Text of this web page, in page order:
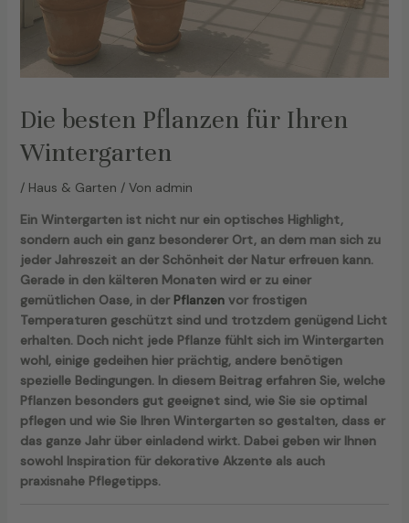
Die besten Pflanzen für Ihren
Wintergarten
/ Haus & Garten / Von admin
Ein Wintergarten ist nicht nur ein optisches Highlight,
sondern auch ein ganz besonderer Ort, an dem man sich zu
jeder Jahreszeit an der Schönheit der Natur erfreuen kann.
Gerade in den kälteren Monaten wird er zu einer
gemütlichen Oase, in der Pflanzenvor frostigen
Temperaturen geschützt sind und trotzdem genügend Licht
erhalten. Doch nicht jede Pflanze fühlt sich im Wintergarten
wohl, einige gedeihen hier prächtig, andere benötigen
spezielle Bedingungen. In diesem Beitrag erfahren Sie, welche
Pflanzen besonders gut geeignet sind, wie Sie sie optimal
pflegen und wie Sie Ihren Wintergarten so gestalten, dass er
das ganze Jahr über einladend wirkt. Dabei geben wir Ihnen
sowohl Inspiration für dekorative Akzente als auch
praxisnahe Pflegetipps.